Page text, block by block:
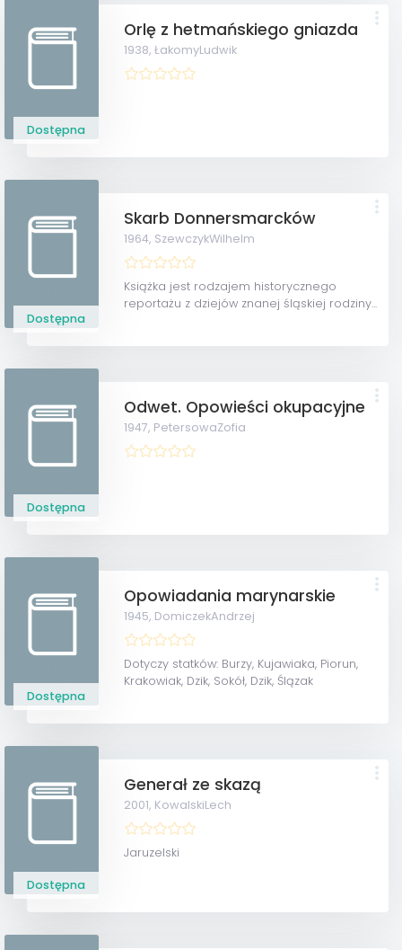
Dostępna
Orlę z hetmańskiego gniazda
1938,ŁakomyLudwik
Dostępna
Skarb Donnersmarcków
1964, SzewczykWilhelm
Książka jest rodzajem historycznego
reportażu z dziejów znanej śląskiej rodziny...
Dostępna
Odwet. Opowieści okupacyjne
1947, PetersowaZofia
Dostępna
Opowiadania marynarskie
1945, DomiczekAndrzej
Dotyczy statków: Burzy, Kujawiaka, Piorun,
Krakowiak, Dzik, Sokół, Dzik, Ślązak
Dostępna
Generał ze skazą
2001, KowalskiLech
Jaruzelski